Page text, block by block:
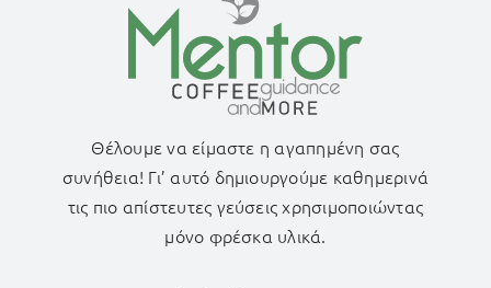
Θέλουμε να είμαστε η αγαπημένη σας
συνήθεια! Γι’ αυτό δημιουργούμε καθημερινά
τις πιο απίστευτες γεύσεις χρησιμοποιώντας
μόνο φρέσκα υλικά.